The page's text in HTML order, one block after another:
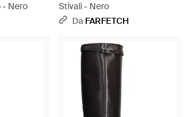
- Nero
Stivali - Nero
Da FARFETCH